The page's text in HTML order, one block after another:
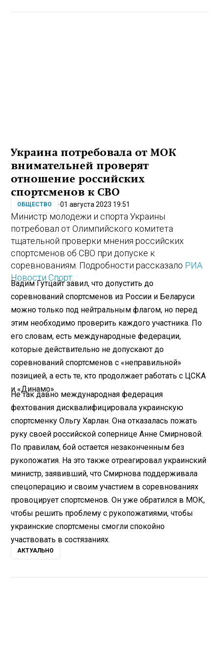
Украина потребовала от МОК
внимательней проверят
отношение российских
спортсменов к СВО
ОБЩЕСТВО 01 августа 2023 19:51
Министр молодежи и спорта Украины
потребовал от Олимпийского комитета
тщательной проверки мнения российских
спортсменов об СВО при допуске к
соревнованиям. Подробности рассказало РИА
Новости Спорт
Вадим Гутцайт завил, что допустить до
соревнований спортсменов из России и Беларуси
можно только под нейтральным флагом, но перед
этим необходимо проверить каждого участника. По
его словам, есть международные федерации,
которые действительно не допускают до
соревнований спортсменов с «неправильной»
позицией, а есть те, кто продолжает работать с ЦСКА
и «Динамо».
Не так давно международная федерация
фехтования дисквалифицировала украинскую
спортсменку Ольгу Харлан. Она отказалась пожать
руку своей российской сопернице Анне Смирновой.
По правилам, бой остается незаконченным без
рукопожатия. На это также отреагировал украинский
министр, заявивший, что Смирнова поддерживала
спецоперацию и своим участием в соревнованиях
провоцирует спортсменов. Он уже обратился в МОК,
чтобы решить проблему с рукопожатиями, чтобы
украинские спортсмены смогли спокойно
участвовать в состязаниях.
АКТУАЛЬНО